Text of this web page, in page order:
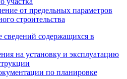
от предельных параметров
строительства
сведений содержащихся в
на установку и эксплуатацию
по планировке